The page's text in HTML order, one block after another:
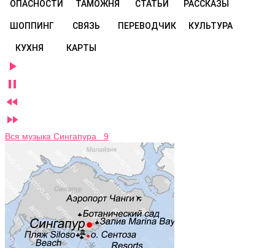
ОПАСНОСТИ ТАМОЖНЯ СТАТЬИ РАССКАЗЫ
ШОППИНГ СВЯЗЬ ПЕРЕВОДЧИК КУЛЬТУРА
КУХНЯ КАРТЫ




Вся музыка Сингапура 9